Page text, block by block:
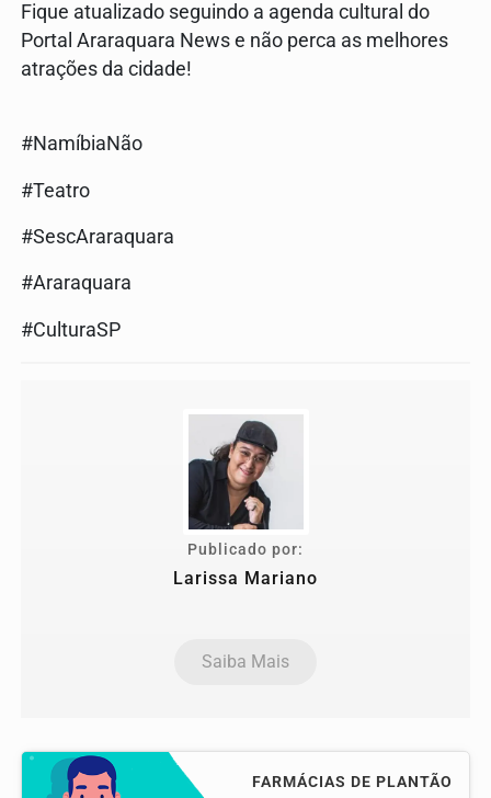
Fique atualizado seguindo a agenda cultural do
Portal Araraquara News e não perca as melhores
atrações da cidade!
#NamíbiaNão
#Teatro
#SescAraraquara
#Araraquara
#CulturaSP
Publicado por:
Larissa Mariano
Saiba Mais
FARMÁCIAS DE PLANTÃO